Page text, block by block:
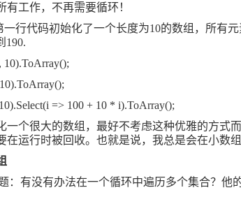
工作，不再需要循环！
行代码初始化了一个长度为10的数组，所有
190.
10).ToArray();
=> 100 + 10 * i).ToArray();
一个很大的数组，最好不考虑这种优雅的方式
在运行时被回收。也就是说，我总是会在小数
：有没有办法在一个循环中遍历多个集合？他